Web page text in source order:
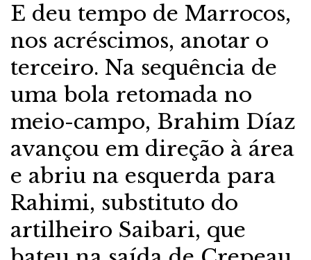
E deu tempo de Marrocos,
nos acréscimos, anotar o
terceiro. Na sequência de
uma bola retomada no
meio-campo, Brahim Díaz
avançou em direção à área
e abriu na esquerda para
Rahimi, substituto do
artilheiro Saibari, que